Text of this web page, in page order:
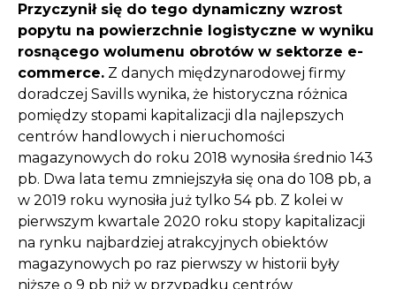
Przyczynił się do tego dynamiczny wzrost
popytu na powierzchnie logistyczne w wyniku
rosnącego wolumenu obrotów w sektorze e-
commerce. Z danych międzynarodowej firmy
doradczej Savills wynika, że historyczna różnica
pomiędzy stopami kapitalizacji dla najlepszych
centrów handlowych i nieruchomości
magazynowych do roku 2018 wynosiła średnio 143
pb. Dwa lata temu zmniejszyła się ona do 108 pb, a
w 2019 roku wynosiła już tylko 54 pb. Z kolei w
pierwszym kwartale 2020 roku stopy kapitalizacji
na rynku najbardziej atrakcyjnych obiektów
magazynowych po raz pierwszy w historii były
niższe o 9 pb niż w przypadku centrów